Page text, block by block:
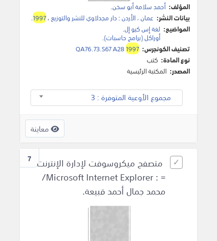
المؤلف: أحمد سلامة أبو سخن.
بيانات النشر: عمان ، الأردن:دار مجدلاوي للنشر والتوزيع،1997
.
المواضيع: لغة إس كيو إل.
أوراكل (برامج حاسبات).
تصنيف الكونجرس:
QA76.73.S67 A281997
نوع المادة: كتب
المصدر: المكتبة الرئيسية
مجموع الأوعية المتوفرة : 3
معاينة
7 متصفح ميكروسوفت لإدارة الإنترنت
= : Microsoft Internet Explorer/
محمد جمال أحمد قبيعة.